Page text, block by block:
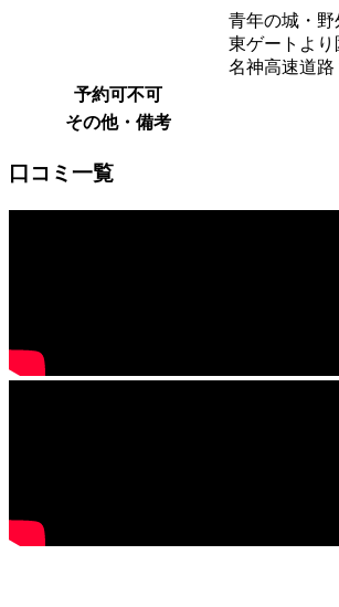
青年の城・
東ゲートより
名神高速道
予約可不可
その他・備考
口コミ一覧